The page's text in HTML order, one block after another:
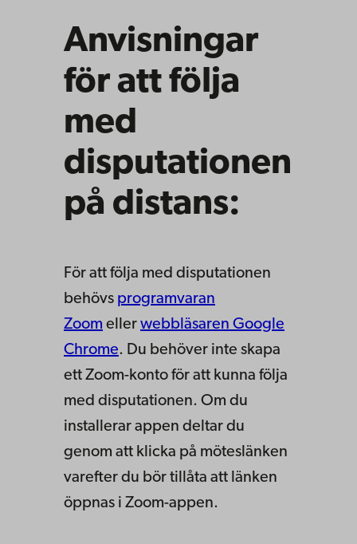
Anvisningar
för att följa
med
disputationen
på distans:
För att följa med disputationen
behövs programvaran
Zoom eller webbläsaren Google
Chrome. Du behöver inte skapa
ett Zoom-konto för att kunna följa
med disputationen. Om du
installerar appen deltar du
genom att klicka på möteslänken
varefter du bör tillåta att länken
öppnas i Zoom-appen.